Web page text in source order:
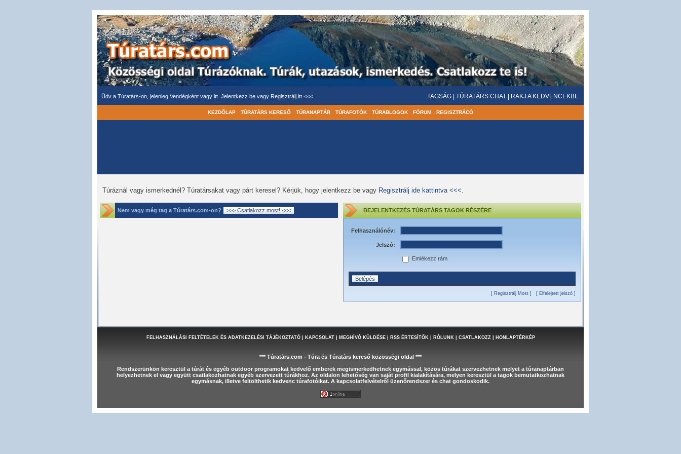
Üdv a Túratárs-on, jelenleg Vendégként vagy itt. Jelentkezz be vagy Regisztrálj itt <<< TAGSÁG TÚRATÁRS CHAT RAKJ A KEDVENCEKBE
KEZDŐLAP TÚRATÁRS KERESŐ TÚRANAPTÁR TÚRAFOTÓK TÚRABLOGOK FÓRUM REGISZTRÁCÓ
Túráznál vagy ismerkednél? Túratársakat vagy párt keresel? Kérjük, hogy jelentkezz be vagy Regisztrálj ide kattintva <<<.
Nem vagy még tag a Túratárs.com-on? BEJELENTKEZÉS TÚRATÁRS TAGOK RÉSZÉRE
Felhasználónév:
Jelszó:
Emlékezz rám
[ Regisztrálj Most ] [ Elfelejtett jelszó ]
FELHASZNÁLÁSI FELTÉTELEK ÉS ADATKEZELÉSI TÁJÉKOZTATÓ| KAPCSOLAT| MEGHÍVÓ KÜLDÉSE| RSS ÉRTESÍTŐK| RÓLUNK| CSATLAKOZZ| HONLAPTÉRKÉP
*** Túratárs.com - Túra és Túratárs kereső közösségi oldal ***
Rendszerünkön keresztül a túrát és egyéb outdoor programokat kedvelő emberek megismerkedhetnek egymással, közös túrákat szervezhetnek melyet a túranaptárban
helyezhetnek el vagy együtt csatlakozhatnak egyéb szervezett túrákhoz. Az oldalon lehetőség van saját profil kialakítására, melyen keresztül a tagok bemutatkozhatnak
egymásnak, illetve feltölthetik kedvenc túrafotóikat. A kapcsolatfelvételről üzenőrendszer és chat gondoskodik.